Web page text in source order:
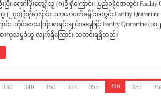
ပြီး ရောဂါပိုးတွေ့ရှိသူ (၈)ဦးရှိကြောင်း၊ ပြည်ခရိုင်အတွင်း Facility
(၂၇၁)ဦးရှိကြောင်း၊ သာယာဝတီခရိုင်အတွင်း Facility Quarantine
င်း၊ တိုင်းဒေသကြီး စာရင်းချုပ်အနေဖြင့် Facility Quarantine (၁
းကုသမှုခံယူ လျက်ရှိကြောင်း သတင်းရရှိသည်။
330 340 350 354 355 356 357